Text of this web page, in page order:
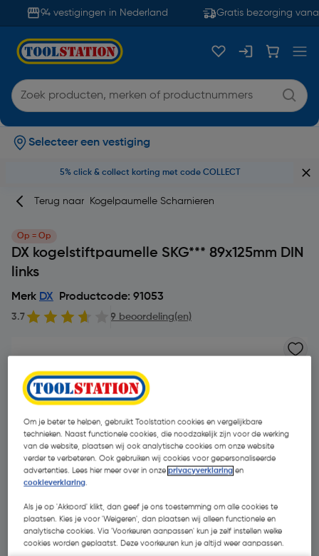
94 vestigingen in Nederland Gratis bezorging vanaf
Selecteer een vestiging
5% click & collect korting met code COLLECT
Terug naar Kogelpaumelle Scharnieren
Op = Op
DX kogelstiftpaumelle SKG*** 89x125mm DIN
links
Merk DX Productcode: 91053
3.7 9 beoordeling(en)
Om je beter te helpen, gebruikt Toolstation cookies en vergelijkbare
technieken. Naast functionele cookies, die noodzakelijk zijn voor de werking
van de website, plaatsen wij ook analytische cookies om onze website
verder te verbeteren. Ook gebruiken wij cookies voor gepersonaliseerde
advertenties. Lees hier meer over in onzeprivacyverklaring en
cookieverklaring.
Als je op 'Akkoord' klikt, dan geef je ons toestemming om alle cookies te
plaatsen. Kies je voor 'Weigeren', dan plaatsen wij alleen functionele en
analytische cookies. Via 'Voorkeuren aanpassen' kun je zelf instellen welke
cookies worden geplaatst. Deze voorkeuren kun je altijd weer aanpassen.